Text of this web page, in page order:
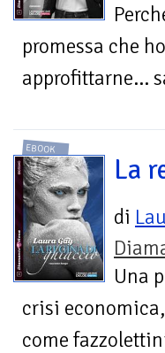
promessa che
approfittarne…
EBOOK
La
di
Una
crisi
come